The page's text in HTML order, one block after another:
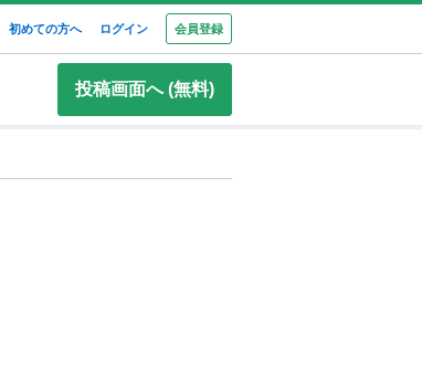
初めての方へ ログイン 会員登録
投稿画面へ (無料)